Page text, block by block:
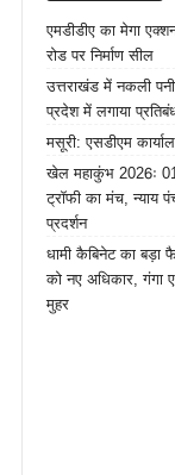
एमडीडीए का मेगा
रोड पर निर्माण सील
उत्तराखंड में नकली
प्रदेश में लगाया
मसूरी: एसडीएम
खेल महाकुंभ 2026ः 01
ट्रॉफी का मंच, न्याय
प्रदर्शन
धामी कैबिनेट का बड़ा
को नए अधिकार, गंगा
मुहर